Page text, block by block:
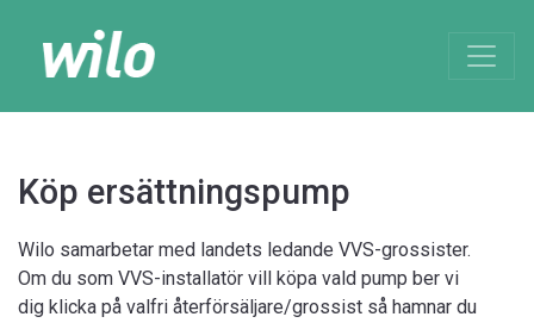
Köp ersättningspump
Wilo samarbetar med landets ledande VVS-grossister.
Om du som VVS-installatör vill köpa vald pump ber vi
dig klicka på valfri återförsäljare/grossist så hamnar du